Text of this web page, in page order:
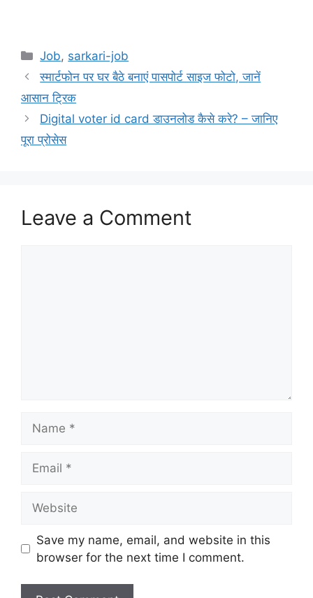
Categories
Job, sarkari-job
स्मार्टफोन पर घर बैठे बनाएं पासपोर्ट साइज फोटो, जानें
आसान ट्रिक
Digital voter id card डाउनलोड कैसे करे? – जानिए
पूरा प्रोसेस
Leave a Comment
Save my name, email, and website in this
browser for the next time I comment.